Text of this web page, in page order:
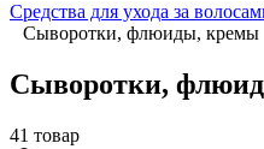
Средства для ухода за
Сыворотки, флюиды, кремы
Сыворотки,
41 товар